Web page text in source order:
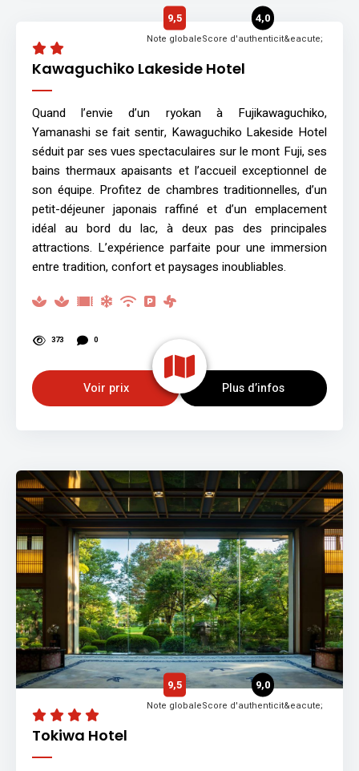
Kawaguchiko Lakeside Hotel
9,5
Note globale
4,0
Score d'authenticit&eacute;
Quand l’envie d’un ryokan à Fujikawaguchiko,
Yamanashi se fait sentir, Kawaguchiko Lakeside Hotel
séduit par ses vues spectaculaires sur le mont Fuji, ses
bains thermaux apaisants et l’accueil exceptionnel de
son équipe. Profitez de chambres traditionnelles, d’un
petit-déjeuner japonais raffiné et d’un emplacement
idéal au bord du lac, à deux pas des principales
attractions. L’expérience parfaite pour une immersion
entre tradition, confort et paysages inoubliables.
373 0
Voir prix Plus d’infos
Tokiwa Hotel
9,5
Note globale
9,0
Score d'authenticit&eacute;